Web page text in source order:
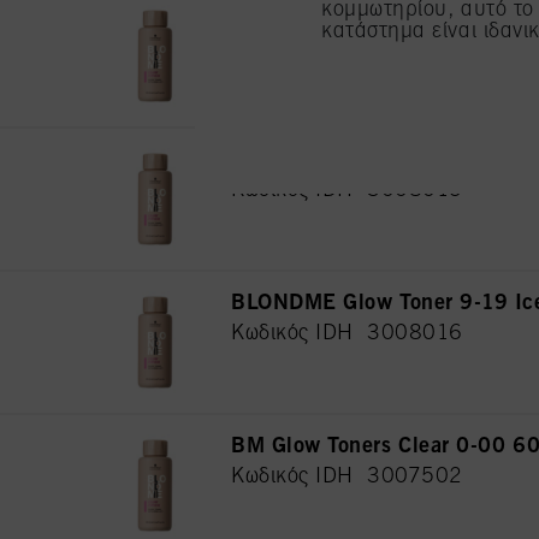
BLONDME Glow Toner 9.5-
Κωδικός IDH 3007480
Κωδικός IDH 3008015
BLONDME Glow Toner 9-19
Κωδικός IDH 3008016
ΒΜ Glow Toners Clear 0-00
Κωδικός IDH 3007502
κομμωτηρίου, αυτό το
κατάστημα είναι
παροχή της παρούσας